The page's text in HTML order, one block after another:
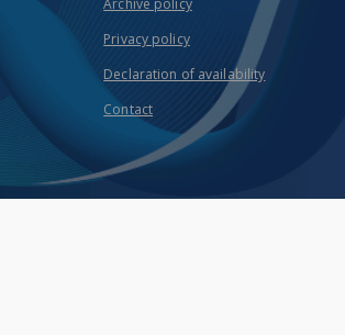
Archive policy
Privacy policy
Declaration of availability
Contact